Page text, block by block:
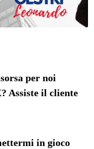
per noi
Assiste il cliente
in gioco